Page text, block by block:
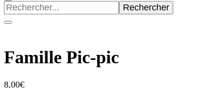
Recherche
pour
:
Famille Pic-pic
8,00€